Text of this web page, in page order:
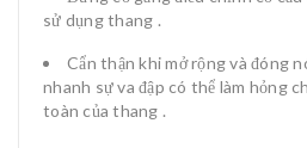
sử dụng thang .
Cẩn thận khi mở rộng và đóng
nhanh sự va đập có thể làm hỏng
toàn của thang .